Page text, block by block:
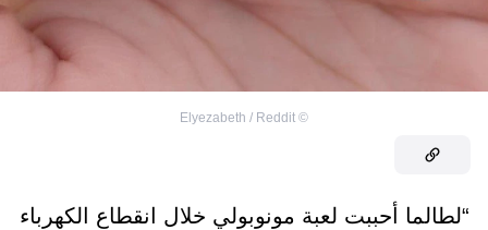
©
Elyezabeth / Reddit
“لطالما أحببت لعبة مونوبولي خلال انقطاع الكهرباء